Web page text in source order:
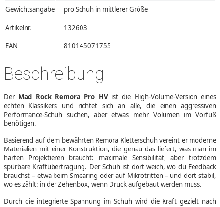
Gewichtsangabe pro Schuh in mittlerer Größe
Artikelnr. 132603
EAN 810145071755
Beschreibung
Der Mad Rock Remora Pro HVist die High-Volume-Version eines
echten Klassikers und richtet sich an alle, die einen aggressiven
Performance-Schuh suchen, aber etwas mehr Volumen im Vorfuß
benötigen.
Basierend auf dem bewährten Remora Kletterschuh vereint er moderne
Materialien mit einer Konstruktion, die genau das liefert, was man im
harten Projektieren braucht: maximale Sensibilität, aber trotzdem
spürbare Kraftübertragung. Der Schuh ist dort weich, wo du Feedback
brauchst – etwa beim Smearing oder auf Mikrotritten – und dort stabil,
wo es zählt: in der Zehenbox, wenn Druck aufgebaut werden muss.
Durch die integrierte Spannung im Schuh wird die Kraft gezielt nach